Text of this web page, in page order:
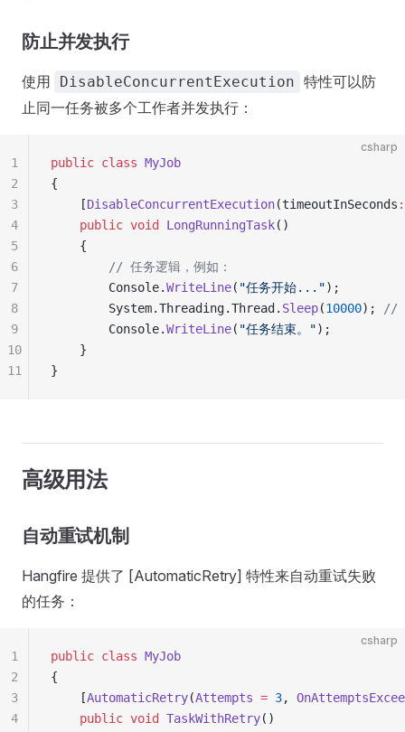
防止并发执行
使用 DisableConcurrentExecution 特性可以防
止同一任务被多个工作者并发执行：
csharp
public class MyJob
{
    [
DisableConcurrentExecution(timeoutInSeconds :
    public
void LongRunningTask()
    {
        // 任务逻辑，例如：
        Console.
WriteLine( "任务开始...");
        System.Threading.Thread.
Sleep(10000);
//
        Console.
WriteLine( "任务结束。");
    }
}
1
2
3
4
5
6
7
8
9
10
11
高级用法
自动重试机制
Hangfire 提供了 [AutomaticRetry] 特性来自动重试失败
的任务：
csharp
public class MyJob
{
    [
AutomaticRetry(Attempts = 3,
    public
void TaskWithRetry()
1
2
3
4